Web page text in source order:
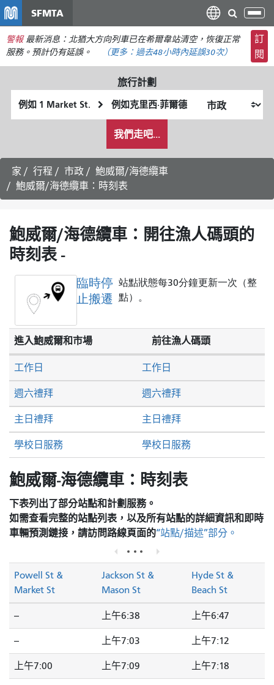
主
要
內
容
SFMTA
切
換
導
航
警報 最新消息：北猶大方向列車已在希爾韋站清空，恢復正常
服務。預計仍有延誤。
（更多： 過去48小時內延誤30次）
訂
閱
旅行計劃
起
始
終
點
我
希
望
的
行
式
我們走吧...
家 行程 市政
鮑威爾/海德纜車
鮑威爾/海德纜車：時刻表
鮑威爾/海德纜車：開往漁人碼頭的
時刻表 -
臨時停
止搬遷
站點狀態每30分鐘更新一次（整
點）。
進入鮑威爾和市場 前往漁人碼頭
週六禮拜 週六禮拜
主日禮拜 主日禮拜
工作日 工作日
學校日服務 學校日服務
鮑威爾-海德纜車：時刻表
下表列出了部分站點和計劃服務。
如需查看完整的站點列表，以及所有站點的詳細資訊和即時
車輛預測鏈接，請訪問路線頁面的“站點/描述”部分。
Powell St &
Market St
Jackson St &
Mason St
Hyde St &
Beach St
-- 上午6:38 上午6:47
-- 上午7:03 上午7:12
上午7:00 上午7:09 上午7:18